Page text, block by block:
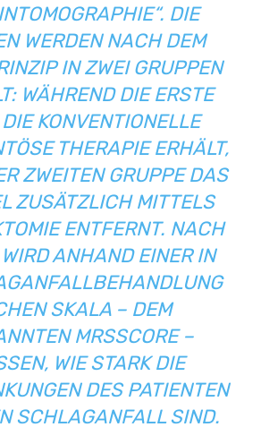
DIE PA
NACH DEM ZU
IN ZWEI GRUPPEN EI
DIE ERSTE GR
KONVENTIONELLE ME
THERAPIE ERHÄLT, WI
GRUPPE DAS GE
MITTELS TH
ENTFERNT. NACH 90
ANHAND EINER IN DE
ÜB
SKALA – DEM SO
MRSSCORE – G
WIE STARK DIE EI
DES PATIENTEN DU
SIND. „E